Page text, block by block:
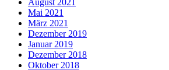
Mai 2021
März 2021
Dezember 2019
Januar 2019
Dezember 2018
Oktober 2018